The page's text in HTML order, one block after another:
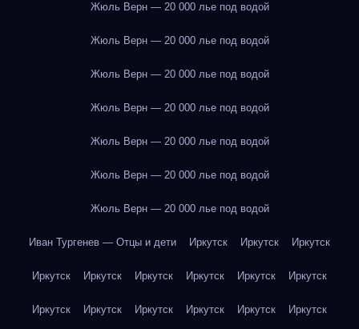
Жюль Верн — 20 000 лье под водой
Жюль Верн — 20 000 лье под водой
Жюль Верн — 20 000 лье под водой
Жюль Верн — 20 000 лье под водой
Жюль Верн — 20 000 лье под водой
Жюль Верн — 20 000 лье под водой
Жюль Верн — 20 000 лье под водой
Иван Тургенев — Отцы и дети Иркутск Иркутск Иркутск
Иркутск Иркутск Иркутск Иркутск Иркутск Иркутск
Иркутск Иркутск Иркутск Иркутск Иркутск Иркутск